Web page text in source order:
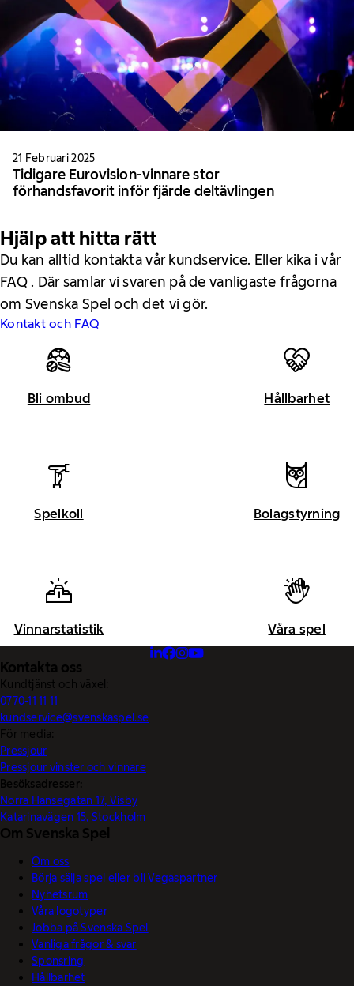
21 Februari 2025
Tidigare Eurovision-vinnare stor
förhandsfavorit inför fjärde deltävlingen
Hjälp att hitta rätt
Du kan alltid kontakta vår kundservice. Eller kika i vår
FAQ . Där samlar vi svaren på de vanligaste frågorna
om Svenska Spel och det vi gör.
Kontakt och FAQ
Bli ombud Hållbarhet
Spelkoll Bolagstyrning
Vinnarstatistik Våra spel
Kontakta oss
Kundtjänst och växel:
0770-11 11 11
kundservice@svenskaspel.se
För media:
Pressjour
Pressjour vinster och vinnare
Besöksadresser:
Norra Hansegatan 17, Visby
Katarinavägen 15, Stockholm
Om Svenska Spel
Om oss
Börja sälja spel eller bli Vegaspartner
Nyhetsrum
Våra logotyper
Jobba på Svenska Spel
Vanliga frågor & svar
Sponsring
Hållbarhet